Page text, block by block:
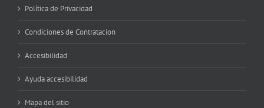
Política de Privacidad
Condiciones de Contratacion
Accesibilidad
Ayuda accesibilidad
Mapa del sitio